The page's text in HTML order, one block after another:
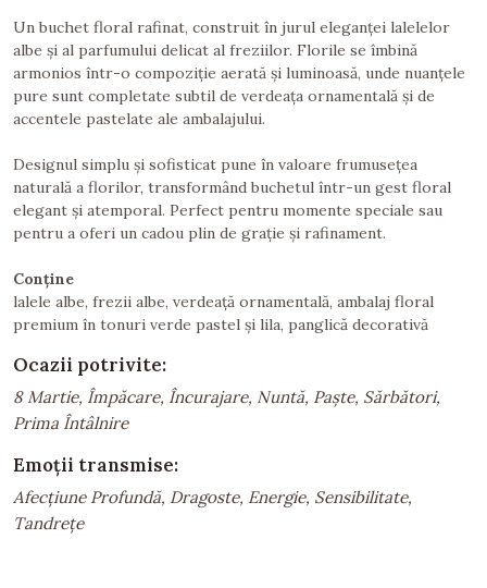
Un buchet floral rafinat, construit în jurul eleganței lalelelor
albe și al parfumului delicat al freziilor. Florile se îmbină
armonios într-o compoziție aerată și luminoasă, unde nuanțele
pure sunt completate subtil de verdeața ornamentală și de
accentele pastelate ale ambalajului.
Designul simplu și sofisticat pune în valoare frumusețea
naturală a florilor, transformând buchetul într-un gest floral
elegant și atemporal. Perfect pentru momente speciale sau
pentru a oferi un cadou plin de grație și rafinament.
Conține
lalele albe, frezii albe, verdeață ornamentală, ambalaj floral
premium în tonuri verde pastel și lila, panglică decorativă
Ocazii potrivite:
8 Martie, Împăcare, Încurajare, Nuntă, Paște, Sărbători,
Prima Întâlnire
Emoții transmise:
Afecțiune Profundă, Dragoste, Energie, Sensibilitate,
Tandrețe